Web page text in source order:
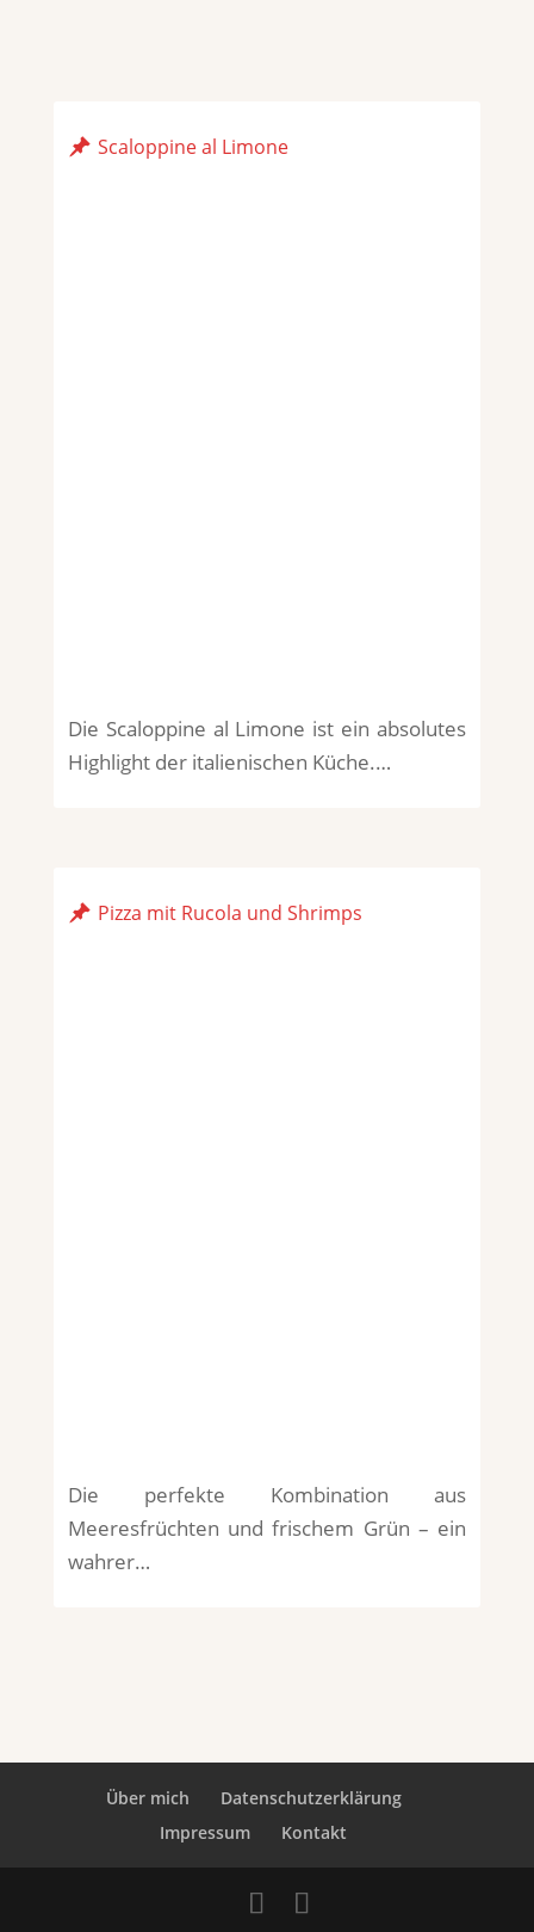
Scaloppine al Limone
Die Scaloppine al Limone ist ein absolutes
Highlight der italienischen Küche.…
Pizza mit Rucola und Shrimps
Die perfekte Kombination aus
Meeresfrüchten und frischem Grün – ein
wahrer…
Über mich
Datenschutzerklärung
Impressum
Kontakt